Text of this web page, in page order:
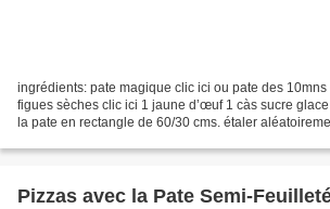
ingrédients: pate magique clic ici ou pate des
figues sèches clic ici 1 jaune d’œuf 1 càs sucre
la pate en rectangle de 60/30 cms. étaler
Pizzas avec la Pate Semi-